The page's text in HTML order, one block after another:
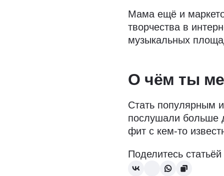
Мама ещё и
творчества в
музыкальных
О чём ты
Стать популярным
послушали больше
фит с кем-то
Поделитесь статьёй